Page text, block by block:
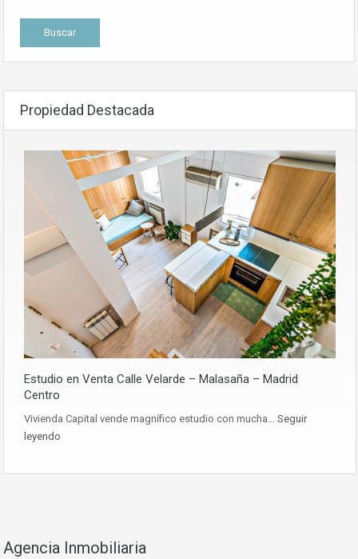
Propiedad Destacada
Estudio en Venta Calle Velarde – Malasaña – Madrid
Centro
Vivienda Capital vende magnífico estudio con mucha… Seguir
leyendo
Agencia Inmobiliaria